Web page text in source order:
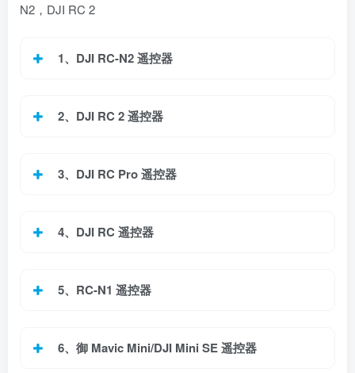
N2，DJI RC 2
1、DJI RC-N2 遥控器
2、DJI RC 2 遥控器
3、DJI RC Pro 遥控器
4、DJI RC 遥控器
5、RC-N1 遥控器
6、御 Mavic Mini/DJI Mini SE 遥控器